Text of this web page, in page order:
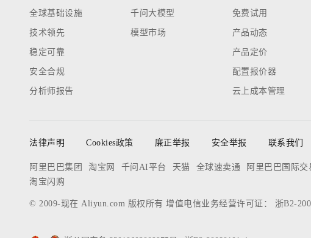
全球基础设施
技术领先
稳定可靠
安全合规
分析师报告
千问大模型
模型市场
免费试用
产品动态
产品定价
配置报价器
云上成本管理
法律声明 Cookies政策 廉正举报 安全举报 联系我们
阿里巴巴集团 淘宝网 千问AI平台 天猫 全球速卖通 阿里巴巴国际交
淘宝闪购
© 2009-现在 Aliyun.com 版权所有 增值电信业务经营许可证： 浙B2-